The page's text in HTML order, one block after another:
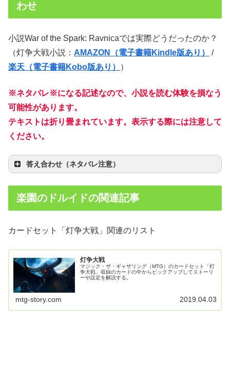
わせ
小説War of the Spark: Ravnicaでは実際どうだったのか？
（灯争大戦小説： AMAZON（電子書籍Kindle版あり）
/
楽天（電子書籍Kobo版あり）
）
※ネタバレ※になる記述なので、小説を読む体験を損なう
可能性があります。
テキストは折り畳まれています。表示する際には注意して
ください。
答え合わせ（ネタバレ注意）
楽園のドルイドの関連記事
カードセット「灯争大戦」関連のリスト
灯争大戦
マジック・ザ・ギャザリング（MTG）のカードセット「灯
争大戦」収録のカードの中からピックアップしてストーリ
ーや設定を解説する。
mtg-story.com 2019.04.03